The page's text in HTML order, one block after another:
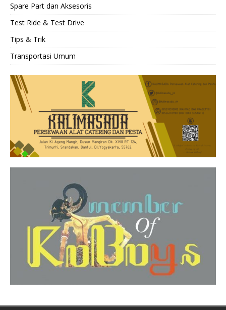
Spare Part dan Aksesoris
Test Ride & Test Drive
Tips & Trik
Transportasi Umum